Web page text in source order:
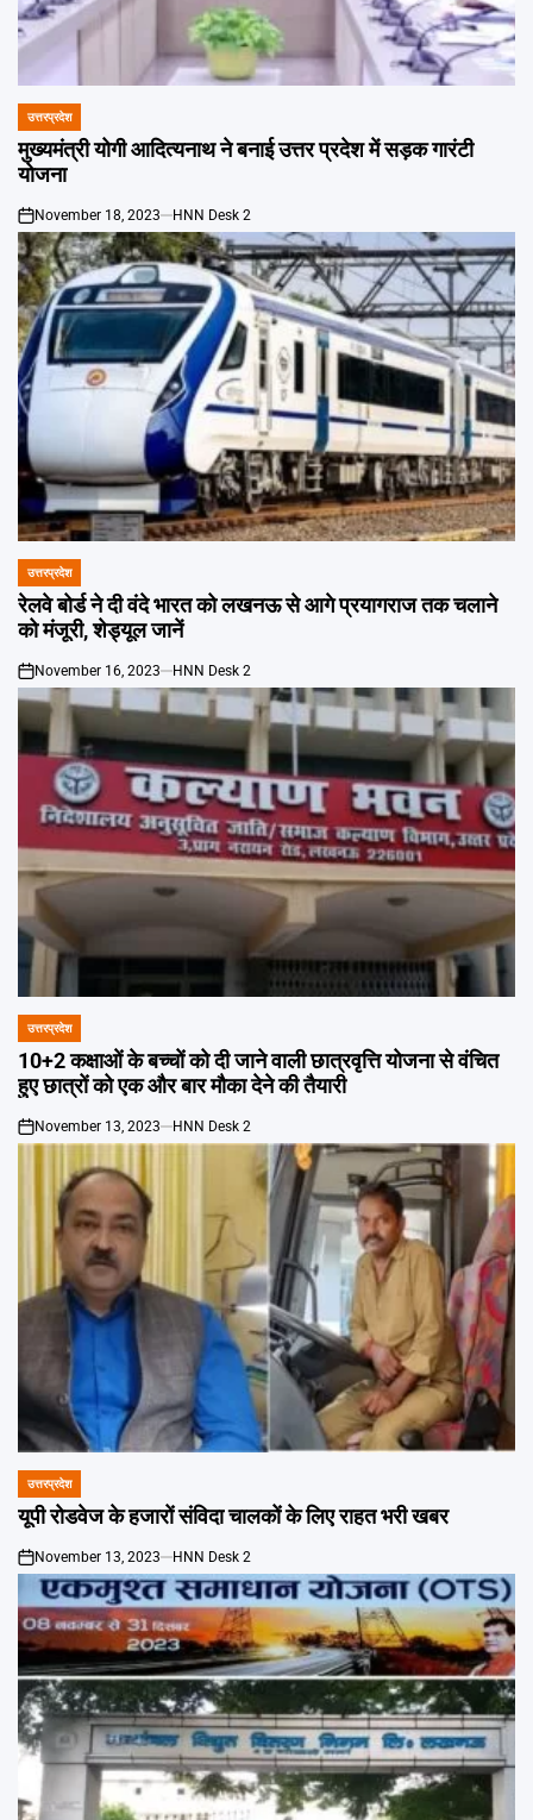
POSTED
IN
उत्तरप्रदेश
मुख्यमंत्री योगी आदित्यनाथ ने बनाई उत्तर प्रदेश में सड़क गारंटी
योजना
on
November 18, 2023 HNN Desk 2
POSTED
IN
उत्तरप्रदेश
रेलवे बोर्ड ने दी वंदे भारत को लखनऊ से आगे प्रयागराज तक चलाने
को मंजूरी, शेड्यूल जानें
on
November 16, 2023 HNN Desk 2
POSTED
IN
उत्तरप्रदेश
10+2 कक्षाओं के बच्चों को दी जाने वाली छात्रवृत्ति योजना से वंचित
हुए छात्रों को एक और बार मौका देने की तैयारी
on
November 13, 2023 HNN Desk 2
POSTED
IN
उत्तरप्रदेश
यूपी रोडवेज के हजारों संविदा चालकों के लिए राहत भरी खबर
on
November 13, 2023 HNN Desk 2